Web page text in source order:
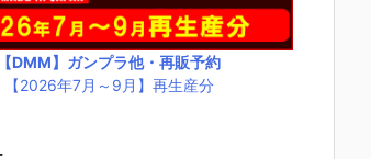
【DMM】ガンプラ他・再販予約
【2026年7月～9月】再生産分